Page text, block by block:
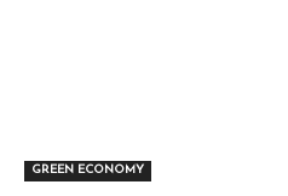
GREEN ECONOMY